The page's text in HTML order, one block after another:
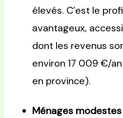
élevés. C’est le
avantageux,
dont les revenus
environ 17 009 €/
en province).
Ménages